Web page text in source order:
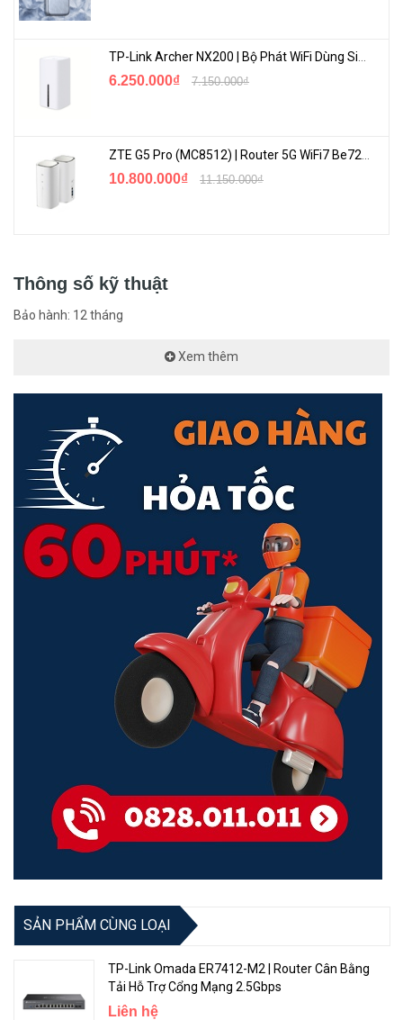
128 MB
FLASH
MTBF
Tested ambient temperature
Details
10/100/1000 Ethernet ports
Peripherals
Details
1
USB Power Reset
USB type A
Max USB current (A)
Powering
DC jack input Voltage 12-30 V
6.250.000₫ 7.150.000₫
10.800.000₫ 11.150.000₫
Thông số kỹ thuật
Bảo hành: 12 tháng
Xem thêm
SẢN PHẨM CÙNG LOẠI
TP-Link Omada ER7412-M2 | Router Cân Bằng
Tải Hỗ Trợ Cổng Mạng 2.5Gbps
Liên hệ